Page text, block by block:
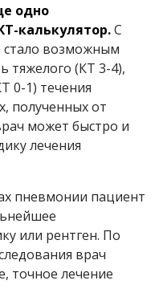
одно
калькулятор.С
возможным
тяжелого (КТ 3-4),
0-1) течения
полученных от
может быстро и
лечения
пневмонии пациент
или рентген. По
врач
точное лечение